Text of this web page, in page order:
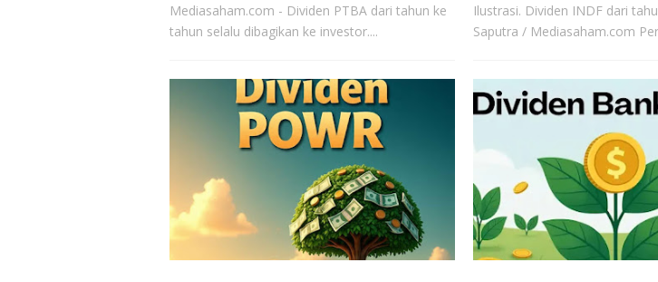
Mediasaham.com - Dividen PTBA dari tahun ke
tahun selalu dibagikan ke investor....
Ilustrasi. Dividen INDF dari
Saputra / Mediasaham.com